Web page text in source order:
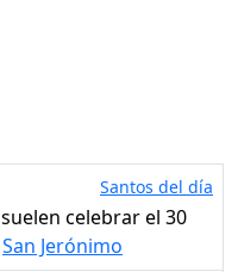
Santos del día
suelen celebrar el 30
San Jerónimo